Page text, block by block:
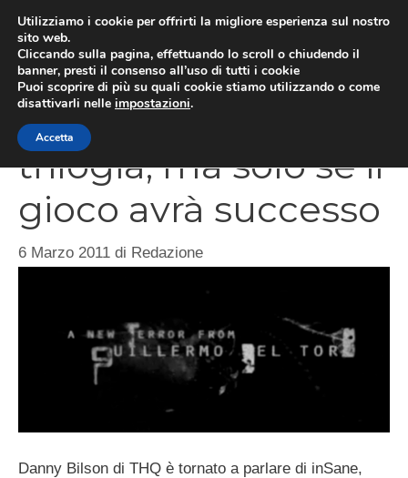
contenuto
inSane sarà una
trilogia, ma solo se il
gioco avrà successo
6 Marzo 2011 di Redazione
Danny Bilson di THQ è tornato a parlare di inSane,
Utilizziamo i cookie per offrirti la migliore esperienza sul nostro
sito web.
Cliccando sulla pagina, effettuando lo scroll o chiudendo il
banner, presti il consenso all’uso di tutti i cookie
Puoi scoprire di più su quali cookie stiamo utilizzando o come
disattivarli nelle impostazioni.
Accetta